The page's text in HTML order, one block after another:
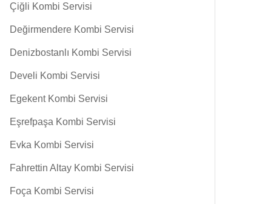
Çiğli Kombi Servisi
Değirmendere Kombi Servisi
Denizbostanlı Kombi Servisi
Develi Kombi Servisi
Egekent Kombi Servisi
Eşrefpaşa Kombi Servisi
Evka Kombi Servisi
Fahrettin Altay Kombi Servisi
Foça Kombi Servisi